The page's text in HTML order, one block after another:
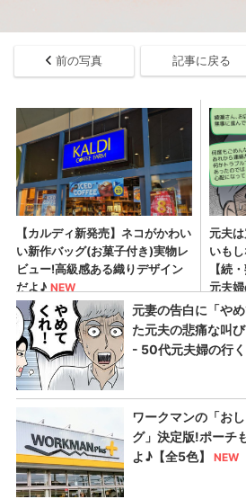
前の写真 記事に戻る